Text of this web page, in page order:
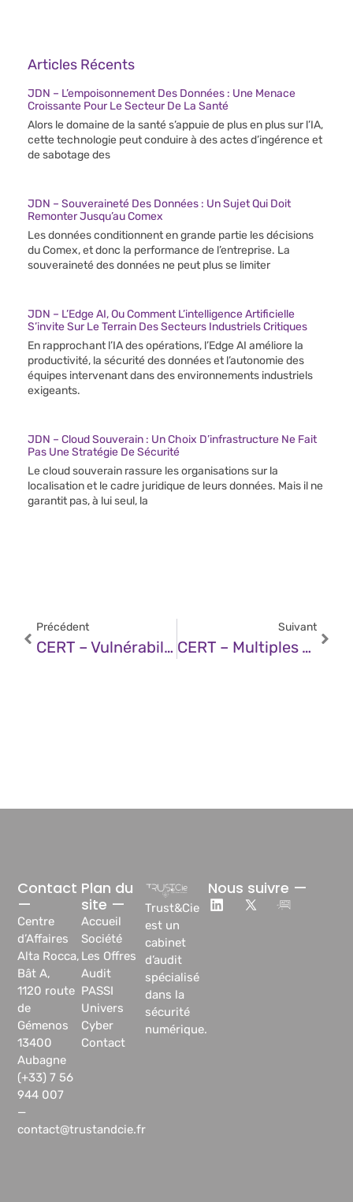
Articles Récents
JDN – L’empoisonnement Des Données : Une Menace
Croissante Pour Le Secteur De La Santé
Alors le domaine de la santé s’appuie de plus en plus sur l’IA,
cette technologie peut conduire à des actes d’ingérence et
de sabotage des
JDN – Souveraineté Des Données : Un Sujet Qui Doit
Remonter Jusqu’au Comex
Les données conditionnent en grande partie les décisions
du Comex, et donc la performance de l’entreprise. La
souveraineté des données ne peut plus se limiter
JDN – L’Edge AI, Ou Comment L’intelligence Artificielle
S’invite Sur Le Terrain Des Secteurs Industriels Critiques
En rapprochant l’IA des opérations, l’Edge AI améliore la
productivité, la sécurité des données et l’autonomie des
équipes intervenant dans des environnements industriels
exigeants.
JDN – Cloud Souverain : Un Choix D’infrastructure Ne Fait
Pas Une Stratégie De Sécurité
Le cloud souverain rassure les organisations sur la
localisation et le cadre juridique de leurs données. Mais il ne
garantit pas, à lui seul, la
Précédent
CERT – Vulnérabilité Dans Les Produits Veeam (05 Février 2025)
Suivant
CERT – Multiples Vulnérabilités Dans Les Produits HPE Aruba Networking (05 Février 2025)
Trust&Cie
est un
cabinet
d’audit
spécialisé
dans la
sécurité
numérique.
Plan du
site —
Accueil
Société
Les Offres
Audit
PASSI
Univers
Cyber
Contact
Contact
—
Centre
d’Affaires
Alta Rocca,
Bât A,
1120 route
de
Gémenos
13400
Aubagne
(+33) 7 56
944 007
—
contact@trustandcie.fr
Nous suivre —